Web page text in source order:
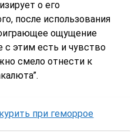
о его
после использования
ощущение
этим есть и чувство
смело отнести к
при геморрое